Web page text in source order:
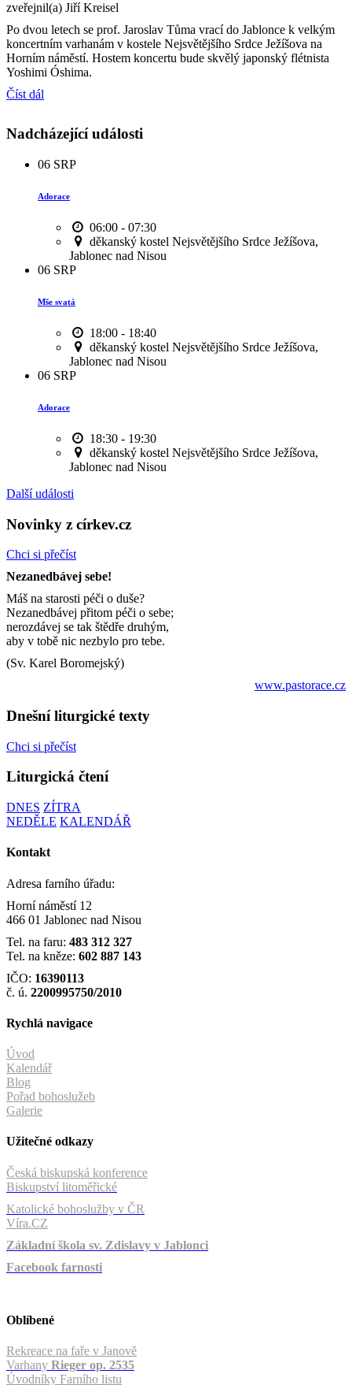
zveřejnil(a) Jiří Kreisel
Po dvou letech se prof. Jaroslav Tůma vrací do Jablonce k velkým
koncertním varhanám v kostele Nejsvětějšího Srdce Ježíšova na
Horním náměstí. Hostem koncertu bude skvělý japonský flétnista
Yoshimi Óshima.
Číst dál
Nadcházející události
06 SRP
Adorace
06:00 - 07:30
děkanský kostel Nejsvětějšího Srdce Ježíšova,
Jablonec nad Nisou
06 SRP
Mše svatá
18:00 - 18:40
děkanský kostel Nejsvětějšího Srdce Ježíšova,
Jablonec nad Nisou
06 SRP
Adorace
18:30 - 19:30
děkanský kostel Nejsvětějšího Srdce Ježíšova,
Jablonec nad Nisou
Další události
Novinky z církev.cz
Chci si přečíst
Nezanedbávej sebe!
Máš na starosti péči o duše?
Nezanedbávej přitom péči o sebe;
nerozdávej se tak štědře druhým,
aby v tobě nic nezbylo pro tebe.
(Sv. Karel Boromejský)
www.pastorace.cz
Dnešní liturgické texty
Chci si přečíst
Liturgická čtení
DNES ZÍTRA
NEDĚLE KALENDÁŘ
Kontakt
Adresa farního úřadu:
Horní náměstí 12
466 01 Jablonec nad Nisou
Tel. na faru: 483 312 327
Tel. na kněze: 602 887 143
IČO: 16390113
č. ú. 2200995750/2010
Rychlá navigace
Úvod
Kalendář
Blog
Pořad bohoslužeb
Galerie
Užitečné odkazy
Česká biskupská konference
Biskupství litoměřické
Katolické bohoslužby v ČR
Víra.CZ
Základní škola sv. Zdislavy v Jablonci
Facebook farnosti
Oblíbené
Rekreace na faře v Janově
Varhany Rieger op. 2535
Úvodníky Farního listu